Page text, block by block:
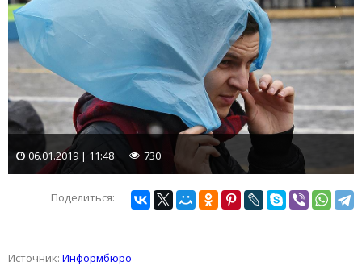
06.01.2019 | 11:48 730
Поделиться:
Источник: Информбюро